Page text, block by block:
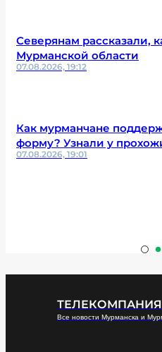
Северянам рассказали,
Мурманской области
07.08.2026, 19:12
Как мурманчане
форму? Узнали у
07.08.2026, 19:01
ТЕЛЕКОМПАНИЯ
Все новости Мурманска и